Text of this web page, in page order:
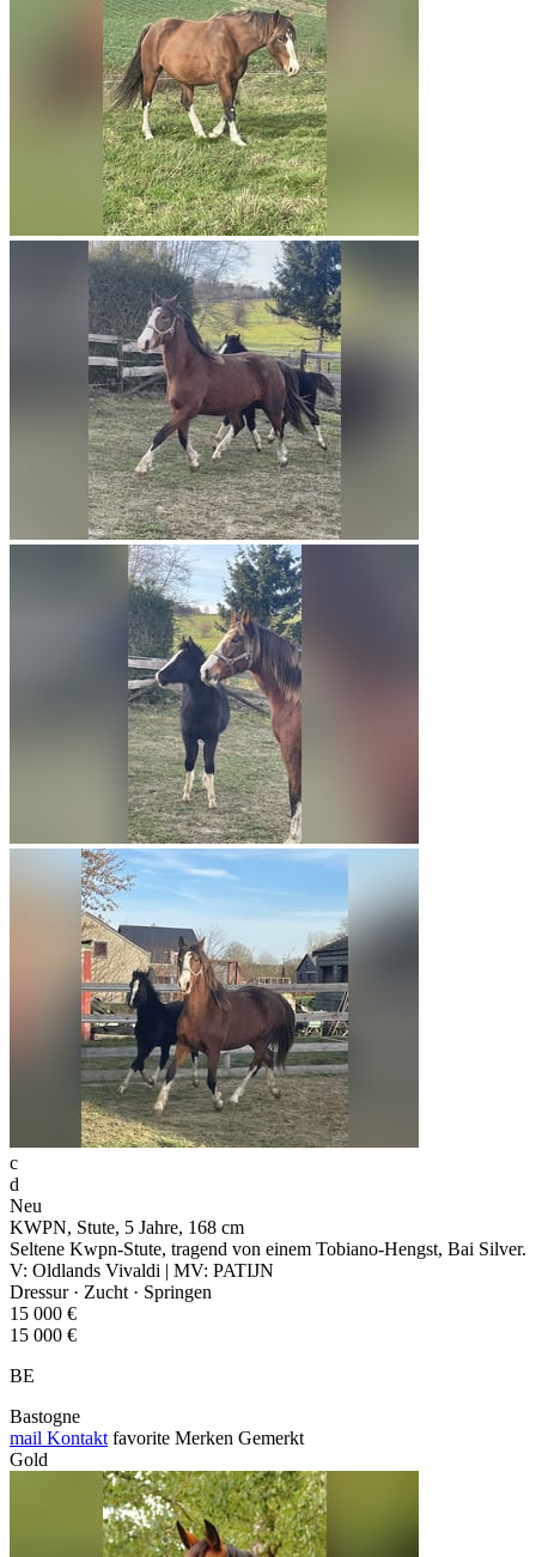
c
d
Neu
KWPN, Stute, 5 Jahre, 168 cm
Seltene Kwpn-Stute, tragend von einem Tobiano-Hengst, Bai Silver.
V: Oldlands Vivaldi | MV: PATIJN
Dressur · Zucht · Springen
15 000 €
15 000 €
BE
Bastogne
mail Kontakt favorite Merken Gemerkt
Gold